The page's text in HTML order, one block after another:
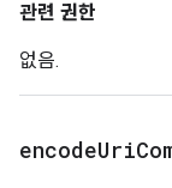
관련 권한
없음.
encodeUri